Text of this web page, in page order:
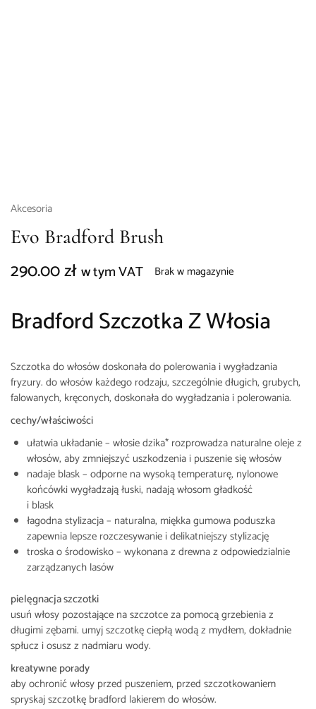
Akcesoria
Evo Bradford Brush
290.00złw tym VAT Brak w magazynie
Bradford Szczotka Z Włosia
Szczotka do włosów doskonała do polerowania i wygładzania
fryzury. do włosów każdego rodzaju, szczególnie długich, grubych,
falowanych, kręconych, doskonała do wygładzania i polerowania.
cechy/właściwości
ułatwia układanie – włosie dzika* rozprowadza naturalne oleje z
włosów, aby zmniejszyć uszkodzenia i puszenie się włosów
nadaje blask – odporne na wysoką temperaturę, nylonowe
końcówki wygładzają łuski, nadają włosom gładkość
i blask
łagodna stylizacja – naturalna, miękka gumowa poduszka
zapewnia lepsze rozczesywanie i delikatniejszy stylizację
troska o środowisko – wykonana z drewna z odpowiedzialnie
zarządzanych lasów
pielęgnacja szczotki
usuń włosy pozostające na szczotce za pomocą grzebienia z
długimi zębami. umyj szczotkę ciepłą wodą z mydłem, dokładnie
spłucz i osusz z nadmiaru wody.
kreatywne porady
aby ochronić włosy przed puszeniem, przed szczotkowaniem
spryskaj szczotkę bradford lakierem do włosów.